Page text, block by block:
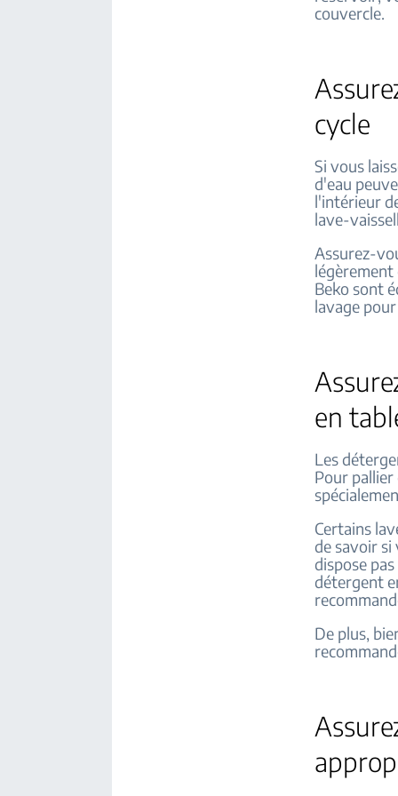
couvercle.
cycle
Si vous
d'eau
l'intérieur
lave-
Assurez-
légèrement
Beko sont
lavage
en
Les
Pour
Certains
de savoir
dispose
détergent
De plus,